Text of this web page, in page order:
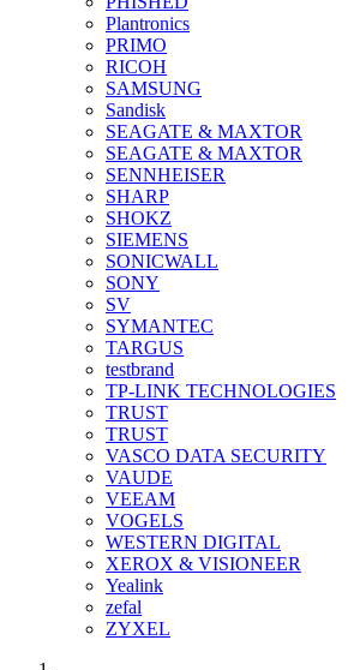
Plantronics
PRIMO
RICOH
SAMSUNG
Sandisk
SEAGATE & MAXTOR
SEAGATE & MAXTOR
SENNHEISER
SHARP
SHOKZ
SIEMENS
SONICWALL
SONY
SV
SYMANTEC
TARGUS
testbrand
TP-LINK TECHNOLOGIES
TRUST
TRUST
VASCO DATA SECURITY
VAUDE
VEEAM
VOGELS
WESTERN DIGITAL
XEROX & VISIONEER
Yealink
zefal
ZYXEL